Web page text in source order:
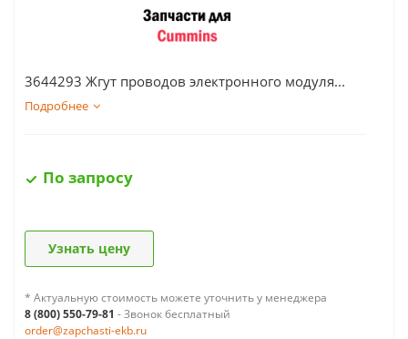
3644293 Жгут проводов электронного модуля...
Подробнее
По запросу
Узнать цену
* Актуальную стоимость можете уточнить у менеджера
8 (800) 550-79-81 - Звонок бесплатный
order@zapchasti-ekb.ru